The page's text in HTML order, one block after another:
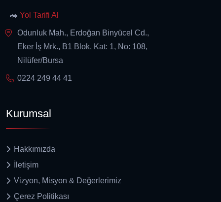
🚗 Yol Tarifi Al
Odunluk Mah., Erdoğan Binyücel Cd.,
Eker İş Mrk., B1 Blok, Kat: 1, No: 108,
Nilüfer/Bursa
0224 249 44 41
Kurumsal
Hakkımızda
İletişim
Vizyon, Misyon & Değerlerimiz
Çerez Politikası